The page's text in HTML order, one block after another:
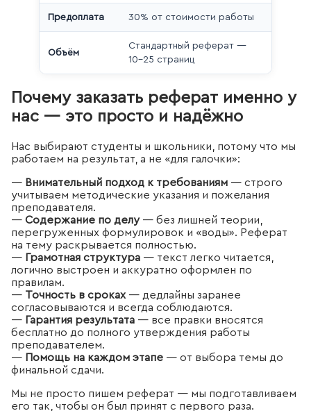
Предоплата 30% от стоимости работы
Объём
Стандартный реферат —
10–25 страниц
Почему заказать реферат именно у
нас — это просто и надёжно
Нас выбирают студенты и школьники, потому что мы
работаем на результат, а не «для галочки»:
— Внимательный подход к требованиям — строго
учитываем методические указания и пожелания
преподавателя.
— Содержание по делу— без лишней теории,
перегруженных формулировок и «воды». Реферат
на тему раскрывается полностью.
— Грамотная структура — текст легко читается,
логично выстроен и аккуратно оформлен по
правилам.
— Точность в сроках — дедлайны заранее
согласовываются и всегда соблюдаются.
— Гарантия результата — все правки вносятся
бесплатно до полного утверждения работы
преподавателем.
— Помощь на каждом этапе — от выбора темы до
финальной сдачи.
Мы не просто пишем реферат — мы подготавливаем
его так, чтобы он был принят с первого раза.